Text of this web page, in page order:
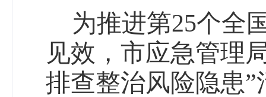
为推进第25个全
见效，市应急管理
排查整治风险隐患